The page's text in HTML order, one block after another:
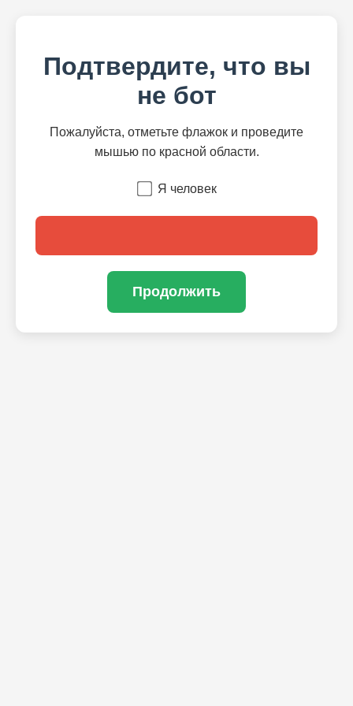
Подтвердите, что вы
не бот
Пожалуйста, отметьте флажок и проведите
мышью по красной области.
Я человек
Продолжить